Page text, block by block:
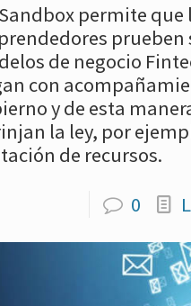
permite que
prueben
de negocio
con
y de esta
la ley, por
de recursos.
0